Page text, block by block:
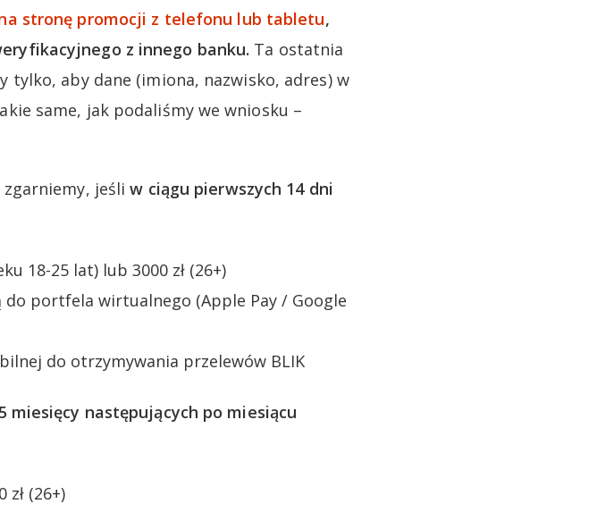
stronę promocji z telefonu lub tabletu,
z innego banku. Ta ostatnia
aby dane (imiona, nazwisko, adres) w
same, jak podaliśmy we wniosku –
zgarniemy, jeśliw ciągu pierwszych 14 dni
18-25 lat) lub 3000 zł (26+)
do portfela wirtualnego (Apple Pay / Google
do otrzymywania przelewów BLIK
miesięcy następujących po miesiącu
zł (26+)